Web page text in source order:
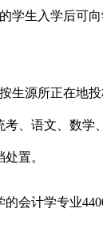
生入学后可向
源所正在地投
、语文、数
置。
计学专业